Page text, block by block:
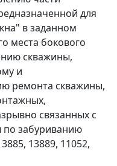
для
в заданном
места бокового
скважины,
и
ремонта скважины,
связанных с
по забуриванию
13889, 11052,